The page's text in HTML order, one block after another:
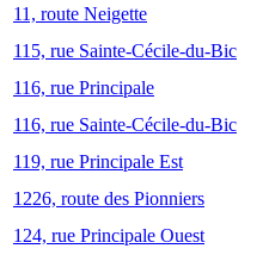
11, route Neigette
115, rue Sainte-Cécile-du-Bic
116, rue Principale
116, rue Sainte-Cécile-du-Bic
119, rue Principale Est
1226, route des Pionniers
124, rue Principale Ouest